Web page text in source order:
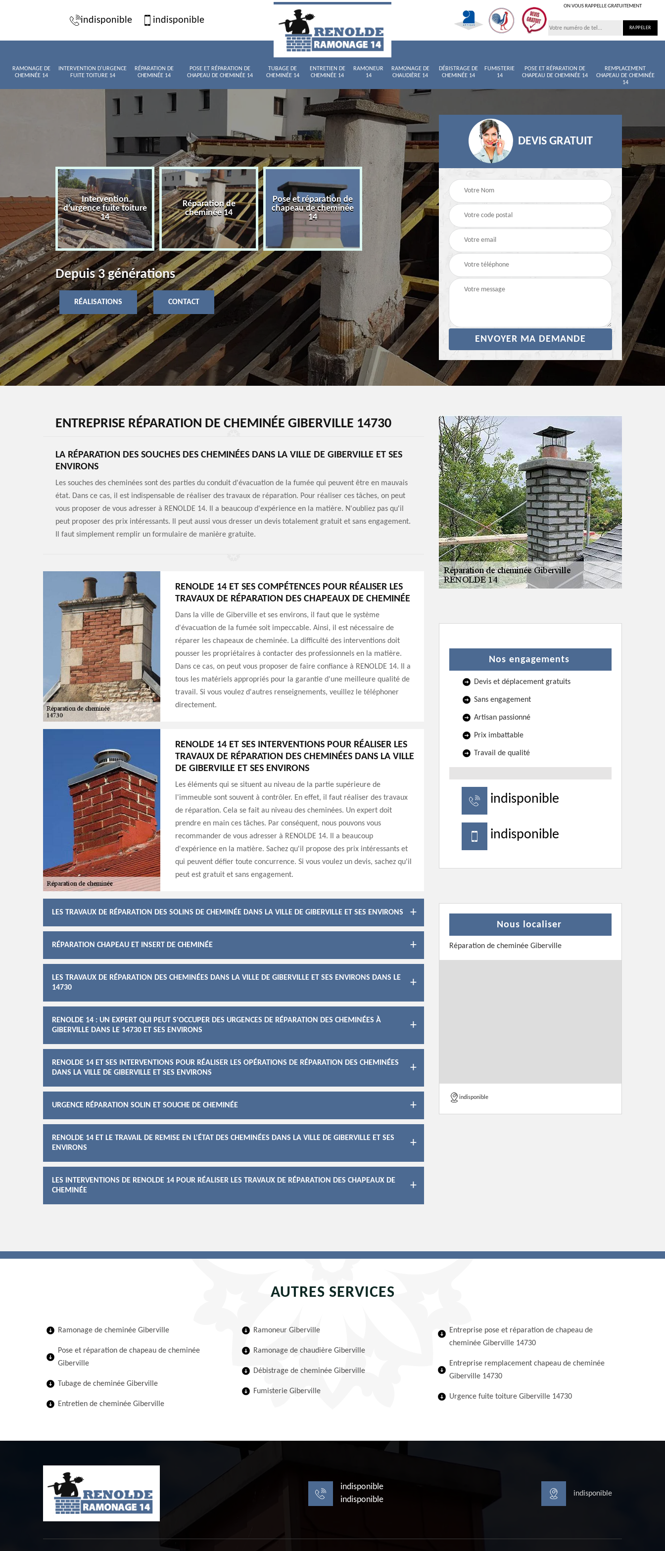
indisponible indisponible
ON VOUS RAPPELLE GRATUITEMENT
RAMONAGE DE
CHEMINÉE 14
INTERVENTION D'URGENCE
FUITE TOITURE 14
RÉPARATION DE
CHEMINÉE 14
POSE ET RÉPARATION DE
CHAPEAU DE CHEMINÉE 14
TUBAGE DE
CHEMINÉE 14
ENTRETIEN DE
CHEMINÉE 14
RAMONEUR
14
RAMONAGE DE
CHAUDIÈRE 14
DÉBISTRAGE DE
CHEMINÉE 14
FUMISTERIE
14
POSE ET RÉPARATION DE
CHAPEAU DE CHEMINÉE 14
REMPLACEMENT
CHAPEAU DE CHEMINÉE
14
de
14
Intervention
d'urgence fuite toiture
14
Réparation de
cheminée 14
Pose et réparation de
chapeau de cheminée
14
Tubage de cheminée
14
Entretien de cheminée
Ramoneur 14
Depuis 3 générations
RÉALISATIONS CONTACT
DEVIS GRATUIT
ENTREPRISE RÉPARATION DE CHEMINÉE GIBERVILLE 14730
LA RÉPARATION DES SOUCHES DES CHEMINÉES DANS LA VILLE DE GIBERVILLE ET SES
ENVIRONS
Les souches des cheminées sont des parties du conduit d'évacuation de la fumée qui peuvent être en mauvais
état. Dans ce cas, il est indispensable de réaliser des travaux de réparation. Pour réaliser ces tâches, on peut
vous proposer de vous adresser à RENOLDE 14. Il a beaucoup d'expérience en la matière. N'oubliez pas qu'il
peut proposer des prix intéressants. Il peut aussi vous dresser un devis totalement gratuit et sans engagement.
Il faut simplement remplir un formulaire de manière gratuite.
RENOLDE 14 ET SES COMPÉTENCES POUR RÉALISER LES
TRAVAUX DE RÉPARATION DES CHAPEAUX DE CHEMINÉE
Dans la ville de Giberville et ses environs, il faut que le système
d'évacuation de la fumée soit impeccable. Ainsi, il est nécessaire de
réparer les chapeaux de cheminée. La difficulté des interventions doit
pousser les propriétaires à contacter des professionnels en la matière.
Dans ce cas, on peut vous proposer de faire confiance à RENOLDE 14. Il a
tous les matériels appropriés pour la garantie d'une meilleure qualité de
travail. Si vous voulez d'autres renseignements, veuillez le téléphoner
directement.
RENOLDE 14 ET SES INTERVENTIONS POUR RÉALISER LES
TRAVAUX DE RÉPARATION DES CHEMINÉES DANS LA VILLE
DE GIBERVILLE ET SES ENVIRONS
Les éléments qui se situent au niveau de la partie supérieure de
l'immeuble sont souvent à contrôler. En effet, il faut réaliser des travaux
de réparation. Cela se fait au niveau des cheminées. Un expert doit
prendre en main ces tâches. Par conséquent, nous pouvons vous
recommander de vous adresser à RENOLDE 14. Il a beaucoup
d'expérience en la matière. Sachez qu'il propose des prix intéressants et
qui peuvent défier toute concurrence. Si vous voulez un devis, sachez qu'il
peut est gratuit et sans engagement.
LES TRAVAUX DE RÉPARATION DES SOLINS DE CHEMINÉE DANS LA VILLE DE GIBERVILLE ET SES ENVIRONS
RÉPARATION CHAPEAU ET INSERT DE CHEMINÉE
LES TRAVAUX DE RÉPARATION DES CHEMINÉES DANS LA VILLE DE GIBERVILLE ET SES ENVIRONS DANS LE
14730
RENOLDE 14 : UN EXPERT QUI PEUT S'OCCUPER DES URGENCES DE RÉPARATION DES CHEMINÉES À
GIBERVILLE DANS LE 14730 ET SES ENVIRONS
RENOLDE 14 ET SES INTERVENTIONS POUR RÉALISER LES OPÉRATIONS DE RÉPARATION DES CHEMINÉES
DANS LA VILLE DE GIBERVILLE ET SES ENVIRONS
URGENCE RÉPARATION SOLIN ET SOUCHE DE CHEMINÉE
RENOLDE 14 ET LE TRAVAIL DE REMISE EN L'ÉTAT DES CHEMINÉES DANS LA VILLE DE GIBERVILLE ET SES
ENVIRONS
LES INTERVENTIONS DE RENOLDE 14 POUR RÉALISER LES TRAVAUX DE RÉPARATION DES CHAPEAUX DE
CHEMINÉE
Nos engagements
Devis et déplacement gratuits
Sans engagement
Artisan passionné
Prix imbattable
Travail de qualité
indisponible
indisponible
Nous localiser
Réparation de cheminée Giberville
indisponible
AUTRES SERVICES
Ramonage de cheminée Giberville
Pose et réparation de chapeau de cheminée
Giberville
Tubage de cheminée Giberville
Entretien de cheminée Giberville
Ramoneur Giberville
Ramonage de chaudière Giberville
Débistrage de cheminée Giberville
Fumisterie Giberville
Entreprise pose et réparation de chapeau de
cheminée Giberville 14730
Entreprise remplacement chapeau de cheminée
Giberville 14730
Urgence fuite toiture Giberville 14730
indisponible
indisponible
indisponible